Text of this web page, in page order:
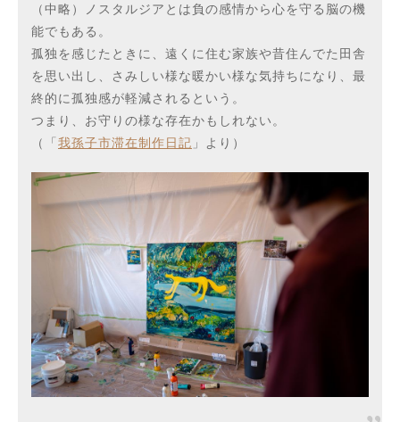
（中略）ノスタルジアとは負の感情から心を守る脳の機
能でもある。
孤独を感じたときに、遠くに住む家族や昔住んでた田舎
を思い出し、さみしい様な暖かい様な気持ちになり、最
終的に孤独感が軽減されるという。
つまり、お守りの様な存在かもしれない。
（「 我孫子市滞在制作日記 」より）